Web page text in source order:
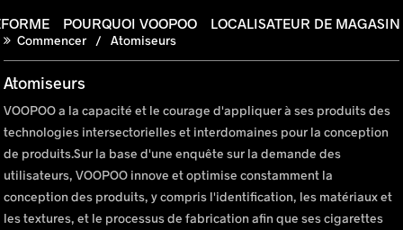
POURQUOI VOOPOO LOCALISATEUR DE MAGASIN
Commencer Atomiseurs
Atomiseurs
VOOPOO a la capacité et le courage d'appliquer à ses produits des
technologies intersectorielles et interdomaines pour la conception
de produits.Sur la base d'une enquête sur la demande des
utilisateurs, VOOPOO innove et optimise constamment la
conception des produits, y compris l'identification, les matériaux et
les textures, et le processus de fabrication afin que ses cigarettes